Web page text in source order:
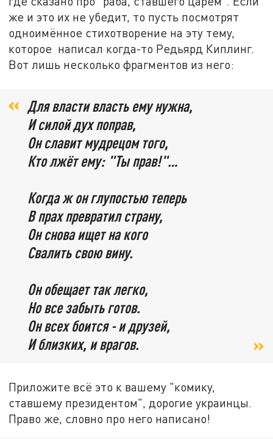
же и это их не убедит, то пусть посмотрят
одноимённое стихотворение на эту тему,
которое написал когда-то Редьярд Киплинг.
Вот лишь несколько фрагментов из него:
Для власти власть ему нужна,
И силой дух поправ,
Он славит мудрецом того,
Кто лжёт ему: "Ты прав!"…
Когда ж он глупостью теперь
В прах превратил страну,
Он снова ищет на кого
Свалить свою вину.
Он обещает так легко,
Но все забыть готов.
Он всех боится - и друзей,
И близких, и врагов.
Приложите всё это к вашему "комику,
ставшему президентом", дорогие украинцы.
Право же, словно про него написано!